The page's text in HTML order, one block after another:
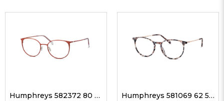
Humphreys 582372 80 51-18 Unisex Optik Gözlükler Humphreys 581069 62 51-17 Unisex Optik Gözlükler